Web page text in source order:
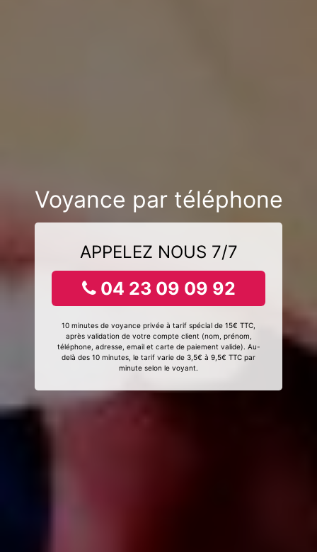
Voyance par téléphone
APPELEZ NOUS 7/7
04 23 09 09 92
10 minutes de voyance privée à tarif spécial de 15€ TTC,
après validation de votre compte client (nom, prénom,
téléphone, adresse, email et carte de paiement valide). Au-
delà des 10 minutes, le tarif varie de 3,5€ à 9,5€ TTC par
minute selon le voyant.